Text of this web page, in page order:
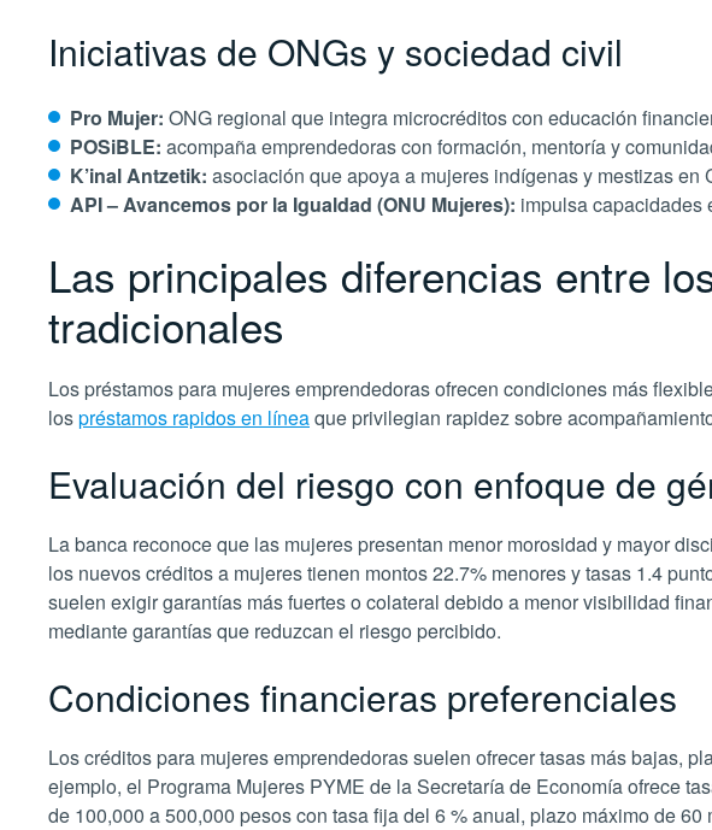
Iniciativas de ONGs y sociedad civil
Pro Mujer: ONG regional que integra microcréditos con educación
POSiBLE: acompaña emprendedoras con formación, mentoría y
K’inal Antzetik: asociación que apoya a mujeres indígenas y mestizas
API – Avancemos por la Igualdad (ONU Mujeres): impulsa capacidades
Las principales diferencias entre
tradicionales
Los préstamos para mujeres emprendedoras ofrecen condiciones más
lospréstamos rapidos en líneaque privilegian rapidez sobre
Evaluación del riesgo con enfoque de
La banca reconoce que las mujeres presentan menor morosidad y mayor
los nuevos créditos a mujeres tienen montos 22.7% menores y tasas 1.4
suelen exigir garantías más fuertes o colateral debido a menor visibilidad
mediante garantías que reduzcan el riesgo percibido.
Condiciones financieras preferenciales
Los créditos para mujeres emprendedoras suelen ofrecer tasas más bajas,
ejemplo, el Programa Mujeres PYME de la Secretaría de Economía ofrece
de 100,000 a 500,000 pesos con tasa fija del 6 % anual, plazo máximo de 60